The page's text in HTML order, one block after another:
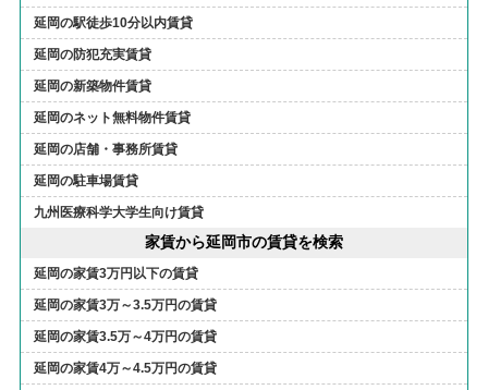
延岡の駅徒歩10分以内賃貸
延岡の防犯充実賃貸
延岡の新築物件賃貸
延岡のネット無料物件賃貸
延岡の店舗・事務所賃貸
延岡の駐車場賃貸
九州医療科学大学生向け賃貸
家賃から延岡市の賃貸を検索
延岡の家賃3万円以下の賃貸
延岡の家賃3万～3.5万円の賃貸
延岡の家賃3.5万～4万円の賃貸
延岡の家賃4万～4.5万円の賃貸